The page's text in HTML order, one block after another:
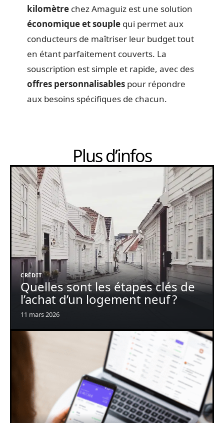
kilomètre chez Amaguiz est une solution
économique et souple qui permet aux
conducteurs de maîtriser leur budget tout
en étant parfaitement couverts. La
souscription est simple et rapide, avec des
offres personnalisables pour répondre
aux besoins spécifiques de chacun.
Plus d’infos
CRÉDIT
Quelles sont les étapes clés de
l’achat d’un logement neuf ?
11 mars 2026